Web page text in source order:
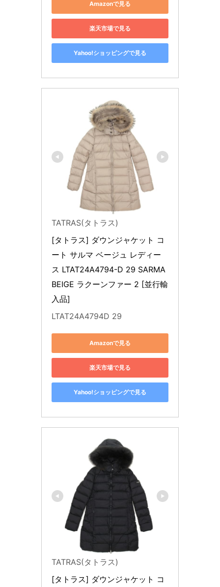
Amazonで見る
楽天市場で見る
Yahoo!ショッピングで見る
TATRAS(タトラス)
[タトラス] ダウンジャケット コ
ート サルマ ベージュ レディー
ス LTAT24A4794-D 29 SARMA
BEIGE ラクーンファー 2 [並行輸
入品]
LTAT24A4794D 29
Amazonで見る
楽天市場で見る
Yahoo!ショッピングで見る
TATRAS(タトラス)
[タトラス] ダウンジャケット コ